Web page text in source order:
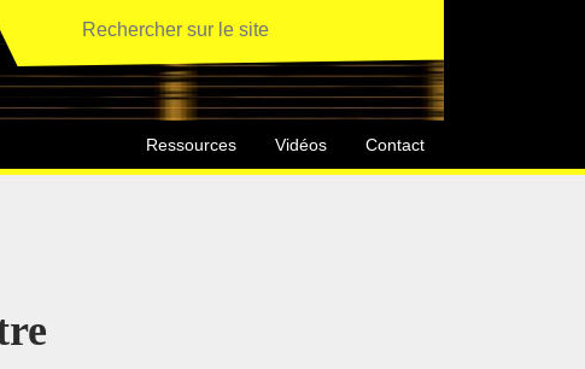
Ressources Vidéos Contact